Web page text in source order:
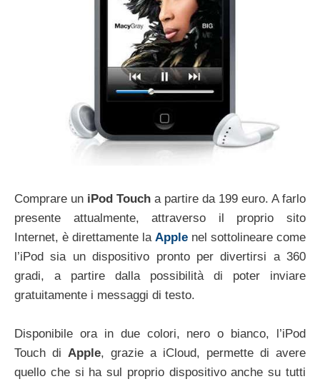
Comprare un iPod Touch a partire da 199 euro. A farlo
presente attualmente, attraverso il proprio sito
Internet, è direttamente la Apple nel sottolineare come
l’iPod sia un dispositivo pronto per divertirsi a 360
gradi, a partire dalla possibilità di poter inviare
gratuitamente i messaggi di testo.
Disponibile ora in due colori, nero o bianco, l’iPod
Touch di Apple, grazie a iCloud, permette di avere
quello che si ha sul proprio dispositivo anche su tutti